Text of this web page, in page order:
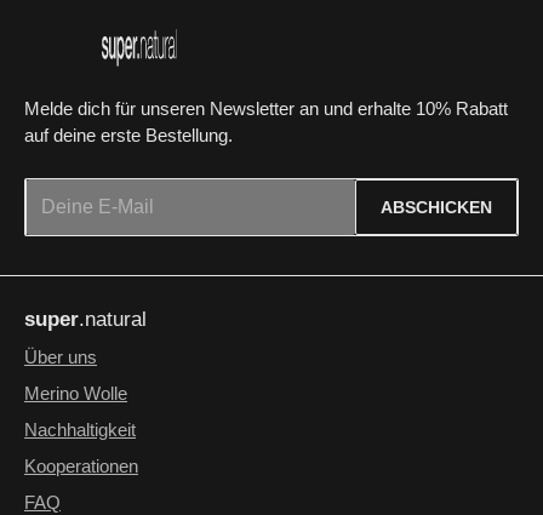
Melde dich für unseren Newsletter an und erhalte 10% Rabatt
auf deine erste Bestellung.
ABSCHICKEN
genommen und die
einverstanden.
Die mit einem Stern (*) markierten Felder sind Pflichtfelder.
super.natural
Über uns
Merino Wolle
Nachhaltigkeit
Kooperationen
FAQ